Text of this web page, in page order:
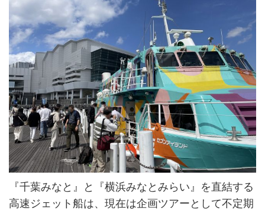
『千葉みなと』と『横浜みなとみらい』を直結する
高速ジェット船は、現在は企画ツアーとして不定期